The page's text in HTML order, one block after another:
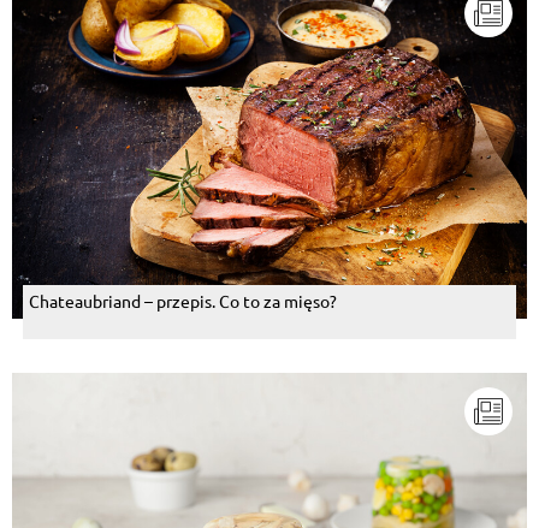
Chateaubriand – przepis. Co to za mięso?